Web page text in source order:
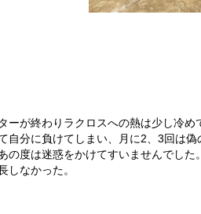
ーが終わりラクロスへの熱は少し冷め
自分に負けてしまい、月に2、3回は
の度は迷惑をかけてすいませんでし
しなかった。